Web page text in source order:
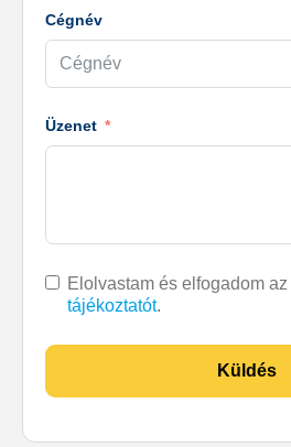
Cégnév
Üzenet
Elolvastam és elfogadom az
tájékoztatót.
Küldés